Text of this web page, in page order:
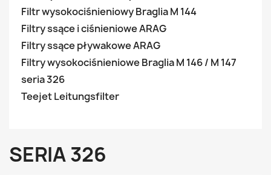
Filtr wysokociśnieniowy Braglia M 144
Filtry ssące i ciśnieniowe ARAG
Filtry ssące pływakowe ARAG
Filtry wysokociśnieniowe Braglia M 146 / M 147
seria 326
Teejet Leitungsfilter
SERIA 326